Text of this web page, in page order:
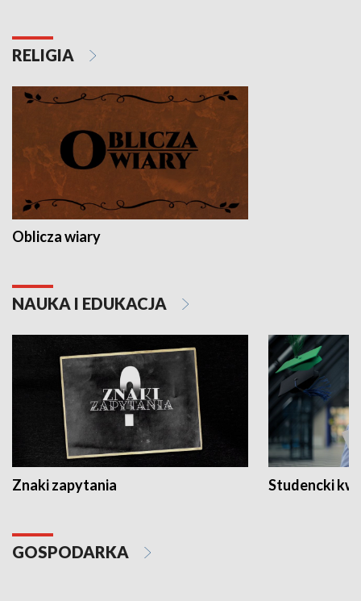
RELIGIA
Oblicza wiary
NAUKA I EDUKACJA
Znaki zapytania Studencki
GOSPODARKA